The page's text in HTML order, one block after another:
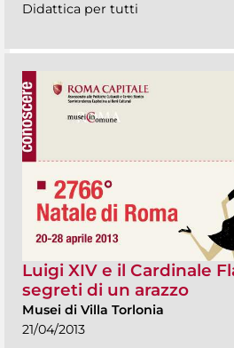
Didattica per tutti
Luigi XIV e il Cardinale
segreti di un arazzo
Musei di Villa Torlonia
21/04/2013